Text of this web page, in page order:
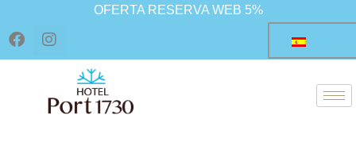
contenido
OFERTA RESERVA WEB 5%
F
a
c
I
n
s
a
g